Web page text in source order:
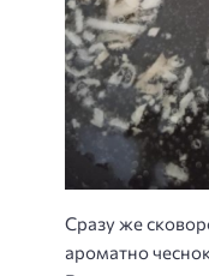
Сразу же
ароматно